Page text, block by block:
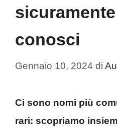
conosci
Gennaio 10, 2024 di
Ci sono nomi più
rari: scopriamo